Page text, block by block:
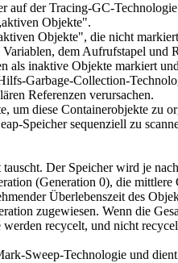
der Tracing-GC-Technologie
Objekte".
Objekte", die nicht
dem Aufrufstapel und
als inaktive Objekte markiert
Garbage-Collection-
Referenzen verursachen.
um diese Containerobjekte zu
Speicher sequenziell zu
Der Speicher wird je
(Generation 0), die
Überlebenszeit des
zugewiesen. Wenn die
recycelt, und nicht
Sweep-Technologie und